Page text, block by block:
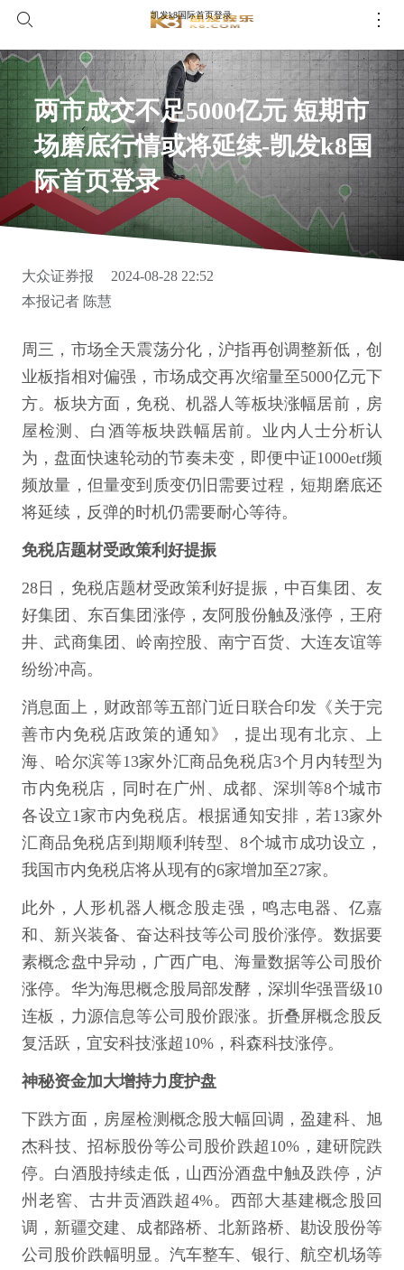
凯发k8国际首页登录
两市成交不足5000亿元 短期市
场磨底行情或将延续-凯发k8国
际首页登录
大众证券报
2024-08-28 22:52
本报记者 陈慧
周三，市场全天震荡分化，沪指再创调整新低，创
业板指相对偏强，市场成交再次缩量至5000亿元下
方。板块方面，免税、机器人等板块涨幅居前，房
屋检测、白酒等板块跌幅居前。业内人士分析认
为，盘面快速轮动的节奏未变，即便中证1000etf频
频放量，但量变到质变仍旧需要过程，短期磨底还
将延续，反弹的时机仍需要耐心等待。
免税店题材受政策利好提振
28日，免税店题材受政策利好提振，中百集团、友
好集团、东百集团涨停，友阿股份触及涨停，王府
井、武商集团、岭南控股、南宁百货、大连友谊等
纷纷冲高。
消息面上，财政部等五部门近日联合印发《关于完
善市内免税店政策的通知》，提出现有北京、上
海、哈尔滨等13家外汇商品免税店3个月内转型为
市内免税店，同时在广州、成都、深圳等8个城市
各设立1家市内免税店。根据通知安排，若13家外
汇商品免税店到期顺利转型、8个城市成功设立，
我国市内免税店将从现有的6家增加至27家。
此外，人形机器人概念股走强，鸣志电器、亿嘉
和、新兴装备、奋达科技等公司股价涨停。数据要
素概念盘中异动，广西广电、海量数据等公司股价
涨停。华为海思概念股局部发酵，深圳华强晋级10
连板，力源信息等公司股价跟涨。折叠屏概念股反
复活跃，宜安科技涨超10%，科森科技涨停。
神秘资金加大增持力度护盘
下跌方面，房屋检测概念股大幅回调，盈建科、旭
杰科技、招标股份等公司股价跌超10%，建研院跌
停。白酒股持续走低，山西汾酒盘中触及跌停，泸
州老窖、古井贡酒跌超4%。西部大基建概念股回
调，新疆交建、成都路桥、北新路桥、勘设股份等
公司股价跌幅明显。汽车整车、银行、航空机场等